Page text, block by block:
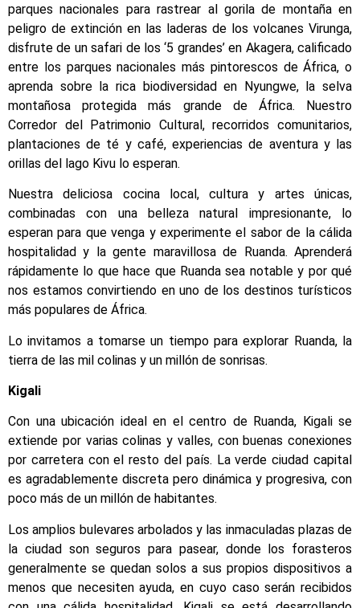
parques nacionales para rastrear al gorila de montaña en
peligro de extinción en las laderas de los volcanes Virunga,
disfrute de un safari de los ‘5 grandes’ en Akagera, calificado
entre los parques nacionales más pintorescos de África, o
aprenda sobre la rica biodiversidad en Nyungwe, la selva
montañosa protegida más grande de África. Nuestro
Corredor del Patrimonio Cultural, recorridos comunitarios,
plantaciones de té y café, experiencias de aventura y las
orillas del lago Kivu lo esperan.
Nuestra deliciosa cocina local, cultura y artes únicas,
combinadas con una belleza natural impresionante, lo
esperan para que venga y experimente el sabor de la cálida
hospitalidad y la gente maravillosa de Ruanda. Aprenderá
rápidamente lo que hace que Ruanda sea notable y por qué
nos estamos convirtiendo en uno de los destinos turísticos
más populares de África.
Lo invitamos a tomarse un tiempo para explorar Ruanda, la
tierra de las mil colinas y un millón de sonrisas.
Kigali
Con una ubicación ideal en el centro de Ruanda, Kigali se
extiende por varias colinas y valles, con buenas conexiones
por carretera con el resto del país. La verde ciudad capital
es agradablemente discreta pero dinámica y progresiva, con
poco más de un millón de habitantes.
Los amplios bulevares arbolados y las inmaculadas plazas de
la ciudad son seguros para pasear, donde los forasteros
generalmente se quedan solos a sus propios dispositivos a
menos que necesiten ayuda, en cuyo caso serán recibidos